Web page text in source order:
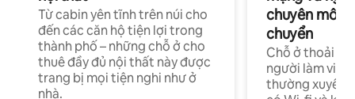
Từ cabin yên tĩnh trên núi cho
đến các căn hộ tiện lợi trong
thành phố – những chỗ ở cho
thuê đầy đủ nội thất này được
trang bị mọi tiện nghi như ở
nhà.
chuyên môn
chuyển
Chỗ ở thoải
người làm việc
thường xuyên